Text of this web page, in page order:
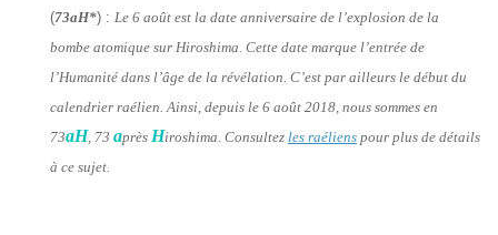
(73aH*) : Le 6 août est la date anniversaire de l’explosion de la
bombe atomique sur Hiroshima. Cette date marque l’entrée de
l’Humanité dans l’âge de la révélation. C’est par ailleurs le début du
calendrier raélien. Ainsi, depuis le 6 août 2018, nous sommes en
73aH, 73 après Hiroshima. Consultez les raéliens pour plus de détails
à ce sujet.